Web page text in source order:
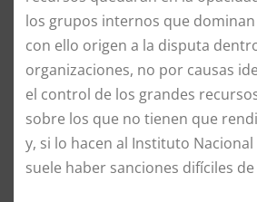
los grupos internos que
con ello origen a la disputa
organizaciones, no por causas
el control de los grandes
sobre los que no tienen que
y, si lo hacen al Instituto
suele haber sanciones difíciles